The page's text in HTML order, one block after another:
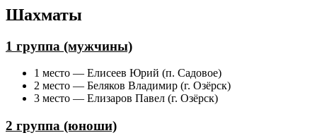
Шахматы
1 группа (мужчины)
1 место — Елисеев Юрий (п. Садовое)
2 место — Беляков Владимир (г. Озёрск)
3 место — Елизаров Павел (г. Озёрск)
2 группа (юноши)